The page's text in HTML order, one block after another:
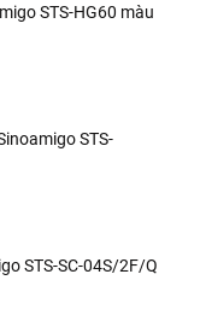
STS-HG60 màu
STS-
STS-SC-04S/2F/Q